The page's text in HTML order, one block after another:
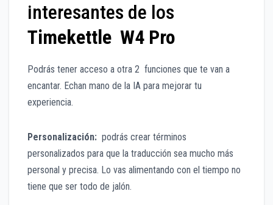
interesantes de los
Timekettle W4 Pro
Podrás tener acceso a otra 2 funciones que te van a
encantar. Echan mano de la IA para mejorar tu
experiencia.
Personalización: podrás crear términos
personalizados para que la traducción sea mucho más
personal y precisa. Lo vas alimentando con el tiempo no
tiene que ser todo de jalón.